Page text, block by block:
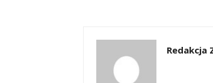
Redakcja